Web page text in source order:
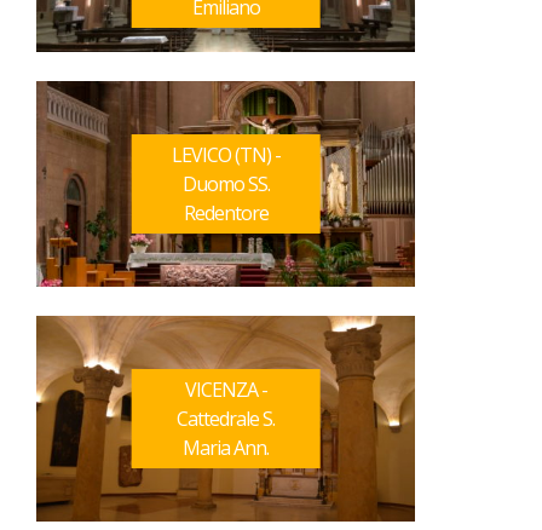
Emiliano
LEVICO (TN) -
Duomo SS.
Redentore
VICENZA -
Cattedrale S.
Maria Ann.